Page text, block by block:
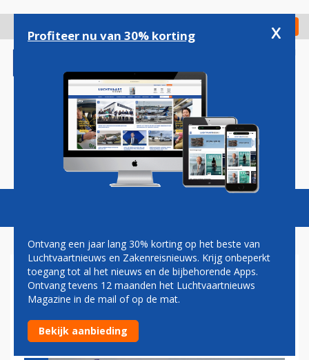
gaan
Check in
Magazine Podcasts Vacatures
MD-11 MAG WEER VLIEGEN
NA FATAAL VLIEGONGELUK
IN NOVEMBER
Profiteer nu van 30% korting x
Ontvang een jaar lang 30% korting op het beste van
Luchtvaartnieuws en Zakenreisnieuws. Krijg onbeperkt
toegang tot al het nieuws en de bijbehorende Apps.
Ontvang tevens 12 maanden het Luchtvaartnieuws
Magazine in de mail of op de mat.
Bekijk aanbieding